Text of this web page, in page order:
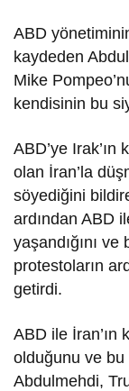
ABD
kaydeden
Mike
kendisinin bu
ABD’ye
olan İran’la
söyediğini
ardından ABD
yaşandığını
protestoların
getirdi.
ABD ile İran’ın
olduğunu ve bu
Abdulmehdi,